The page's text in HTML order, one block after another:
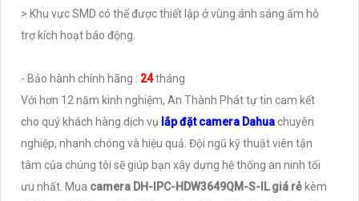
> Khu vực SMD có thể được thiết lập ở vùng ánh sáng ấm hỗ
trợ kích hoạt báo động.
- Bảo hành chính hãng : 24tháng
Với hơn 12 năm kinh nghiệm, An Thành Phát tự tin cam kết
cho quý khách hàng dịch vụ lắp đặt camera Dahuachuyên
nghiệp, nhanh chóng và hiệu quả. Đội ngũ kỹ thuật viên tận
tâm của chúng tôi sẽ giúp bạn xây dựng hệ thống an ninh tối
ưu nhất. Mua camera DH-IPC-HDW3649QM-S-IL giá rẻ kèm